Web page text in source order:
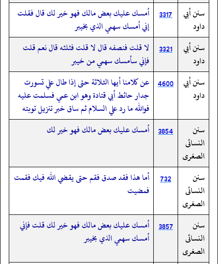
سنن أبي
داود
3317
أمسك عليك بعض مالك فهو خير لك قال فقلت
إني أمسك سهمي الذي بخيبر
سنن أبي
داود
3321
لا قلت فنصفه قال لا قلت فثلثه قال نعم قلت
فإني سأمسك سهمي من خيبر
سنن أبي
داود
4600 عن كلامنا أيها الثلاثة حتى إذا طال علي تسورت
جدار حائط أبي قتادة وهو ابن عمي فسلمت عليه
فوالله ما رد علي السلام ثم ساق خبر تنزيل توبته
سنن
النسائى
الصغرى
3854 أمسك عليك بعض مالك فهو خير لك
سنن
النسائى
الصغرى
732
أما هذا فقد صدق فقم حتى يقضي الله فيك فقمت
فمضيت
سنن
النسائى
الصغرى
3857 أمسك عليك بعض مالك فهو خير لك قلت فإني
أمسك سهمي الذي بخيبر